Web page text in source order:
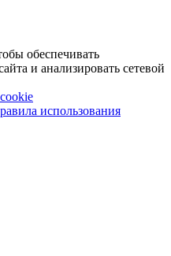
обеспечивать
и анализировать сетевой
использования